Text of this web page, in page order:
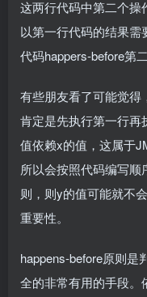
这两行代码中第二个
以第一行代码的结果
代码happers-before第二
有些朋友看了可能觉得
肯定是先执行第一行再
值依赖x的值，这属于
所以会按照代码编写顺
则，则y的值可能就不
重要性。
happens-before原则是
全的非常有用的手段。